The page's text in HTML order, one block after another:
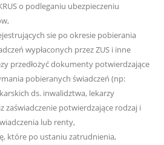
o podleganiu ubezpieczeniu
sie po okresie pobierania
wypłaconych przez ZUS i inne
przedłożyć dokumenty potwierdzające
pobieranych świadczeń (np:
ds. inwalidztwa, lekarzy
zaświadczenie potwierdzające rodzaj i
lub renty,
które po ustaniu zatrudnienia,